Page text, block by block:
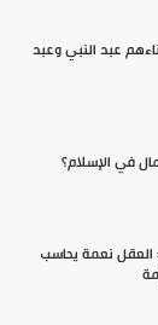
عبد النبي وعبد
في الإسلام؟
العقل نعمة يحاسب